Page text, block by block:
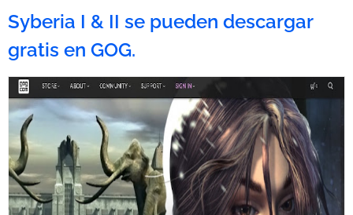
Syberia I & II se pueden descargar
gratis en GOG.